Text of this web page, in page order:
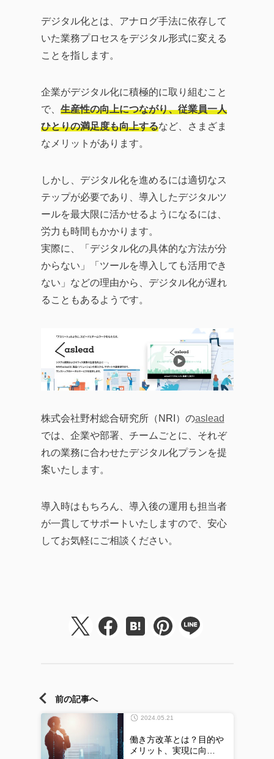
デジタル化とは、アナログ手法に依存して
いた業務プロセスをデジタル形式に変える
ことを指します。
企業がデジタル化に積極的に取り組むこと
で、 生産性の向上につながり、従業員一人
ひとりの満足度も向上するなど、さまざま
なメリットがあります。
しかし、デジタル化を進めるには適切なス
テップが必要であり、導入したデジタルツ
ールを最大限に活かせるようになるには、
労力も時間もかかります。
実際に、「デジタル化の具体的な方法が分
からない」「ツールを導入しても活用でき
ない」などの理由から、デジタル化が遅れ
ることもあるようです。
株式会社野村総合研究所（NRI）のaslead
では、企業や部署、チームごとに、それぞ
れの業務に合わせたデジタル化プランを提
案いたします。
導入時はもちろん、導入後の運用も担当者
が一貫してサポートいたしますので、安心
してお気軽にご相談ください。
前の記事へ
2024.05.21
働き方改革とは？目的や
メリット、実現に向…